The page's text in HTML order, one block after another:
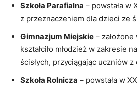
Szkoła Parafialna – powstała w
z przeznaczeniem dla dzieci ze
Gimnazjum Miejskie – założone
kształciło młodzież w zakresie
ścisłych, przyciągając uczniów z
Szkoła Rolnicza – powstała w